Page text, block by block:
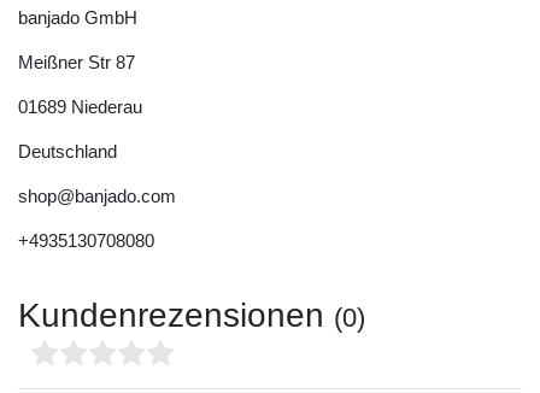
banjado GmbH
Meißner Str 87
01689 Niederau
Deutschland
shop@banjado.com
+4935130708080
Kundenrezensionen (0)